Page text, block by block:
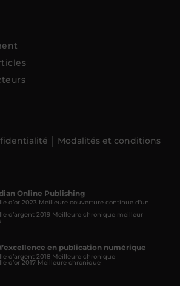
Modalités et conditions
Online Publishing
d’or 2023 Meilleure couverture continue d'un
d’argent 2019 Meilleure chronique meilleur
en publication numérique
d’argent 2018 Meilleure chronique
d’or 2017 Meilleure chronique